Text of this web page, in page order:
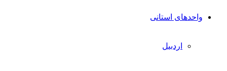
واحدهای استانی
اردبیل